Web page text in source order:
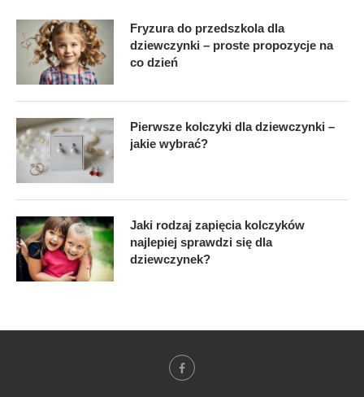
Fryzura do przedszkola dla
dziewczynki – proste propozycje na
co dzień
Pierwsze kolczyki dla dziewczynki –
jakie wybrać?
Jaki rodzaj zapięcia kolczyków
najlepiej sprawdzi się dla
dziewczynek?